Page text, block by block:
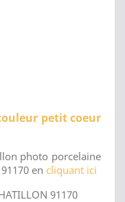
petit coeur
photo porcelaine
en cliquant ici
91170